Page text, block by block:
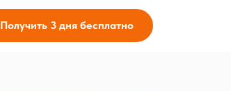
Получить 3 дня бесплатно